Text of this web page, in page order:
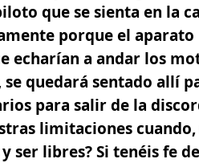
que se sienta en la
porque el aparato
echarían a andar los
quedará sentado allí
para salir de la
limitaciones
ser libres? Si tenéis fe